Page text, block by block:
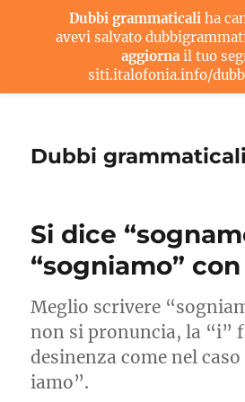
Dubbi grammaticali
Si dice
“sogniamo” con
Meglio scrivere
non si pronuncia, la “i”
desinenza come nel
iamo”.
Dubbi grammaticaliha
avevi salvato
aggiornail tuo
siti.italofonia.info/